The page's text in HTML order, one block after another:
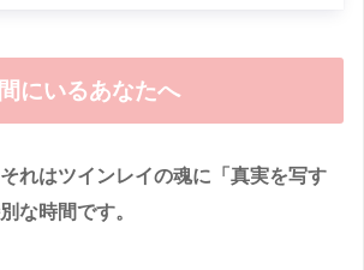
にいるあなたへ
れはツインレイの魂に「真実を写す
な時間です。